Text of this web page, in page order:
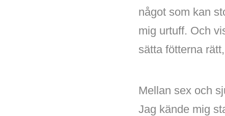
något som kan
mig urtuff. Och
sätta fötterna
Mellan sex och
Jag kände mig